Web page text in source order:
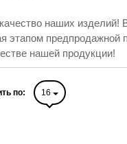
наших
этапом
нашей продукции!
по: 16